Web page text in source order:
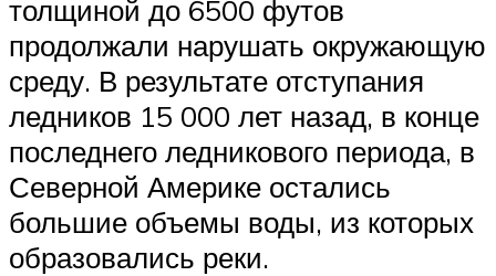
толщиной до 6500 футов
продолжали нарушать окружающую
среду. В результате отступания
ледников 15 000 лет назад, в конце
последнего ледникового периода, в
Северной Америке остались
большие объемы воды, из которых
образовались реки.